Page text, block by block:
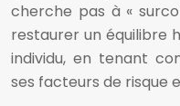
cherche pas à «
restaurer un équilibre
individu, en tenant
ses facteurs de risque